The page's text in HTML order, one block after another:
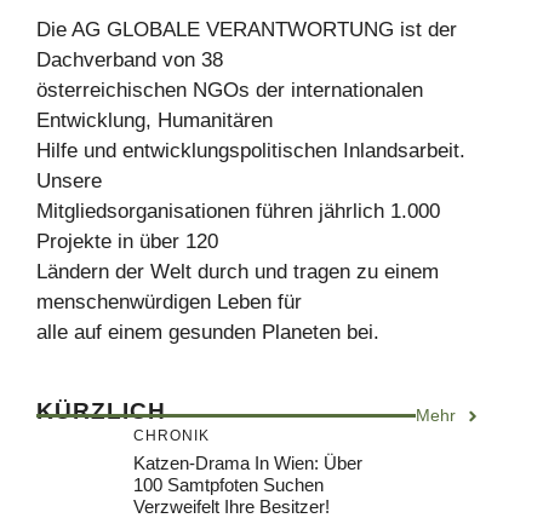
Die AG GLOBALE VERANTWORTUNG ist der
Dachverband von 38
österreichischen NGOs der internationalen
Entwicklung, Humanitären
Hilfe und entwicklungspolitischen Inlandsarbeit.
Unsere
Mitgliedsorganisationen führen jährlich 1.000
Projekte in über 120
Ländern der Welt durch und tragen zu einem
menschenwürdigen Leben für
alle auf einem gesunden Planeten bei.
KÜRZLICH Mehr
CHRONIK
Katzen-Drama In Wien: Über
100 Samtpfoten Suchen
Verzweifelt Ihre Besitzer!